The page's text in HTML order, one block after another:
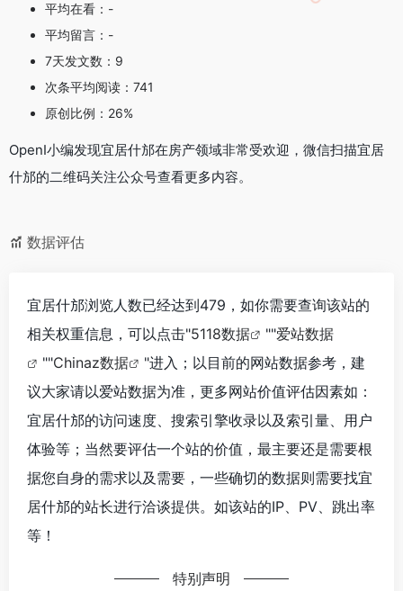
平均在看：-
平均留言：-
7天发文数：9
次条平均阅读：741
原创比例：26%
OpenI小编发现宜居什邡在房产领域非常受欢迎，微信扫描宜居
什邡的二维码关注公众号查看更多内容。
数据评估
宜居什邡浏览人数已经达到479，如你需要查询该站的
相关权重信息，可以点击"5118数据 ""爱站数据
""Chinaz数据
"进入；以目前的网站数据参考，建
议大家请以爱站数据为准，更多网站价值评估因素如：
宜居什邡的访问速度、搜索引擎收录以及索引量、用户
体验等；当然要评估一个站的价值，最主要还是需要根
据您自身的需求以及需要，一些确切的数据则需要找宜
居什邡的站长进行洽谈提供。如该站的IP、PV、跳出率
等！
特别声明